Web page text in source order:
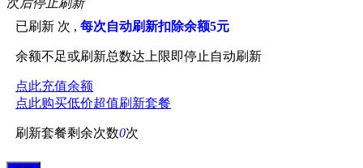
次后停止刷新
已刷新 次 ,每次自动刷新扣除余额5元
余额不足或刷新总数达上限即停止自动刷新
点此充值余额
点此购买低价超值刷新套餐
刷新套餐剩余次数0次